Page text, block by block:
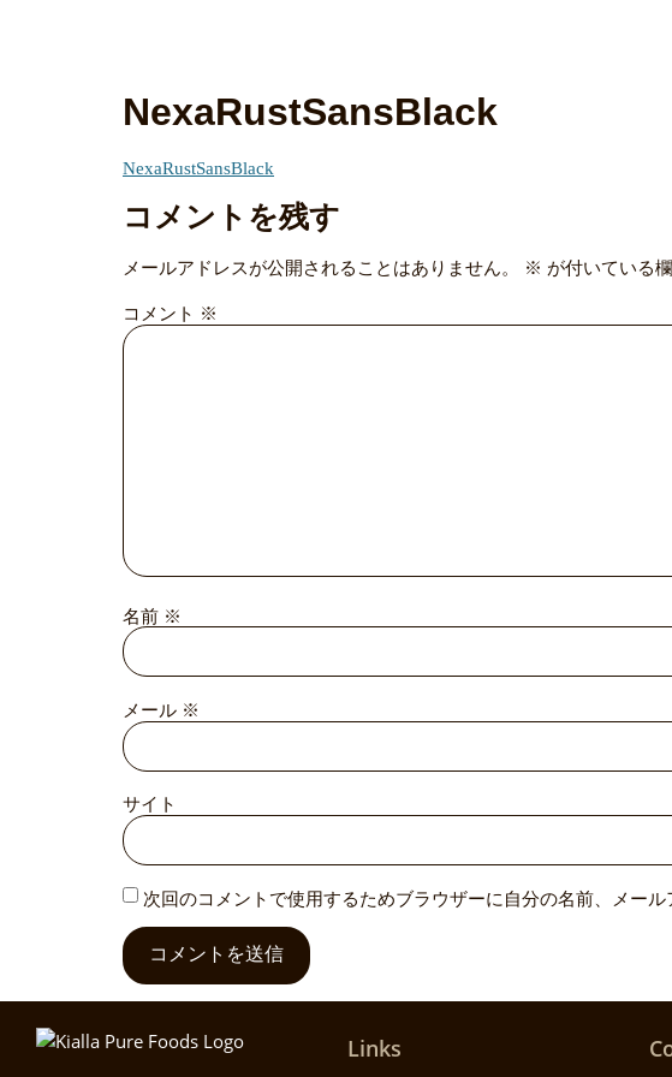
NexaRustSansBlack
NexaRustSansBlack
コメントを残す
メールアドレスが公開されることはありません。 ※ が付いている
コメント ※
名前 ※
メール ※
サイト
次回のコメントで使用するためブラウザーに自分の名前、メール
Links